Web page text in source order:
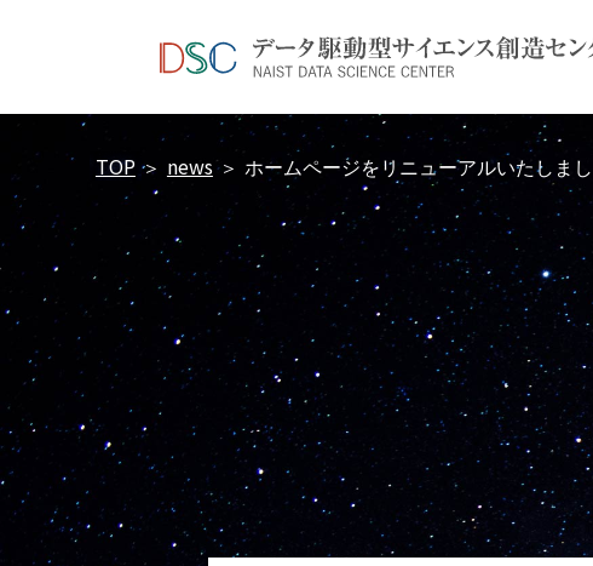
TOP ＞ news ＞ ホームページをリニューアルいたしまし